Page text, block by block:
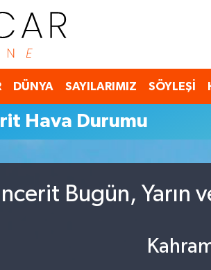
DÜNYA SAYILARIMIZ SÖYLEŞİ
Hava Durumu
Bugün, Yarın